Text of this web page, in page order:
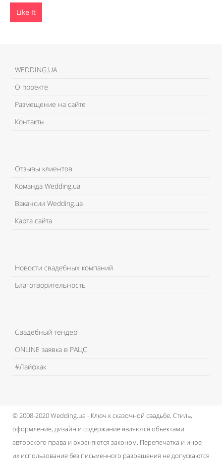
Like It
WEDDING.UA
О проекте
Размещение на сайте
Контакты
Отзывы клиентов
Команда Wedding.ua
Вакансии Wedding.ua
Карта сайта
Новости свадебных компаний
Благотворительность
Свадебный тендер
ONLINE заявка в РАЦС
#Лайфхак
© 2008-2020 Wedding.ua - Ключ к сказочной свадьбе. Стиль,
оформление, дизайн и содержание являются объектами
авторского права и охраняются законом. Перепечатка и иное
их использование без письменного разрешения не допускаются